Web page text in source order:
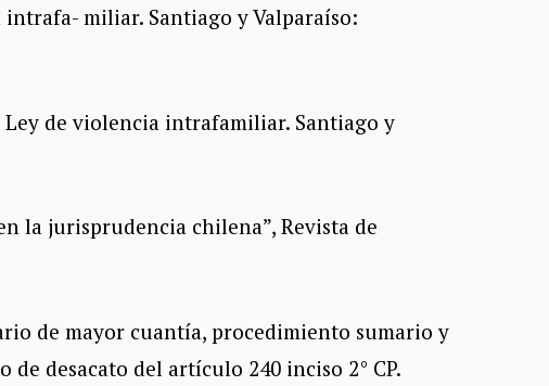
intrafa- miliar. Santiago y Valparaíso:
Ley de violencia intrafamiliar. Santiago y
la jurisprudencia chilena”, Revista de
de mayor cuantía, procedimiento sumario y
desacato del artículo 240 inciso 2° CP.